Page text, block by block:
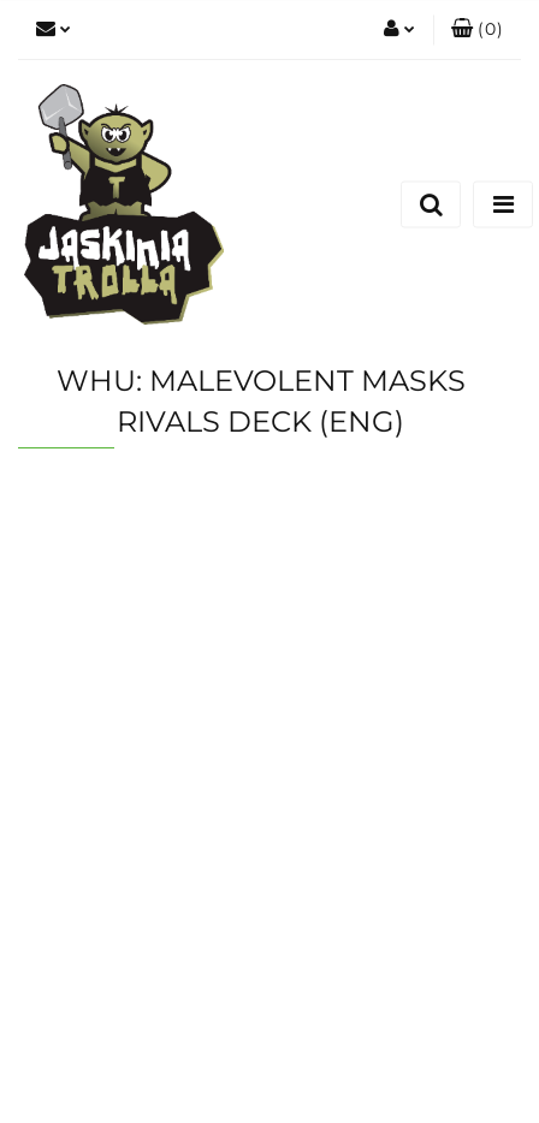
(0)
WHU: MALEVOLENT MASKS
RIVALS DECK (ENG)